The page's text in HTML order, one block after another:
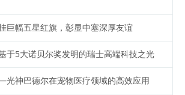
巨幅五星红旗，彰显中塞深厚友谊
5大诺贝尔奖发明的瑞士高端科技之光
神巴德尔在宠物医疗领域的高效应用